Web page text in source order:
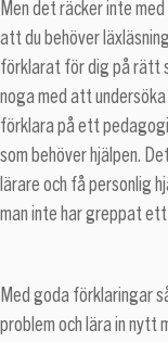
Men det räcker inte
att du behöver
förklarat för dig på rätt
noga med att
förklara på ett
som behöver hjälpen.
lärare och få personlig
man inte har greppat
Med goda förklaringar
problem och lära in nytt